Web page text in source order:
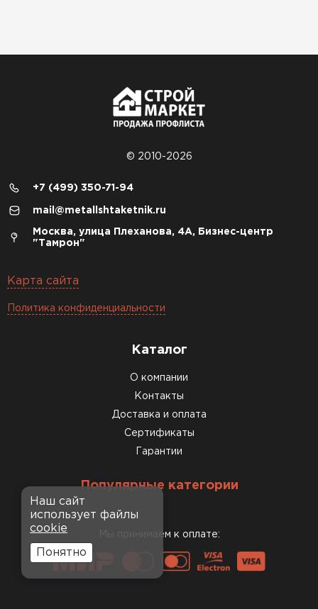
© 2010-2026
+7 (499) 350-71-94
mail@metallshtaketnik.ru
Москва, улица Плеханова, 4А, Бизнес-центр
"Тамрон"
Карта сайта
Политика конфиденциальности
Каталог
О компании
Контакты
Доставка и оплата
Сертификаты
Гарантии
Популярные категории
Мы принимаем к оплате:
Наш сайт
использует файлы
cookie
Понятно